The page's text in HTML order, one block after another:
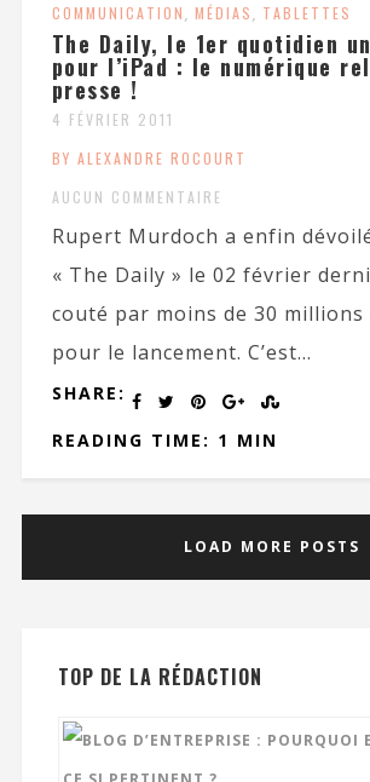
COMMUNICATION, MÉDIAS, TABLETTES
The Daily, le 1er quotidien
pour l’iPad : le numérique
presse !
4 FÉVRIER 2011
BY ALEXANDRE ROCOURT
AUCUN COMMENTAIRE
Rupert Murdoch a enfin
« The Daily » le 02 février
couté par moins de 30 millions
pour le lancement. C’est...
SHARE:
READING TIME: 1 MIN
LOAD MORE POSTS
TOP DE LA RÉDACTION